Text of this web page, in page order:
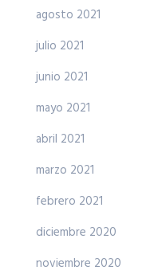
agosto 2021
julio 2021
junio 2021
mayo 2021
abril 2021
marzo 2021
febrero 2021
diciembre 2020
noviembre 2020